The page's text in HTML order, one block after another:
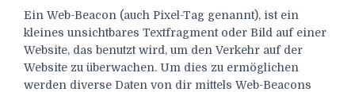
Ein Web-Beacon (auch Pixel-Tag genannt), ist ein
kleines unsichtbares Textfragment oder Bild auf einer
Website, das benutzt wird, um den Verkehr auf der
Website zu überwachen. Um dies zu ermöglichen
werden diverse Daten von dir mittels Web-Beacons